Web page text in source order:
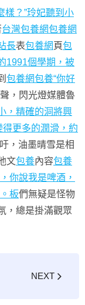
樣？”玲妃聽到小
台灣包養網包養網
長表包養網 頁包
1991個學期，被
包養網包養“你好
，閃光燈媒體魯
，精確的洞將興
得更多的潤滑，約
，油墨晴雪是相
文包養內容包養
你說我是啤酒，
板們無疑是怪物
，總是掛滿觀眾
NEXT